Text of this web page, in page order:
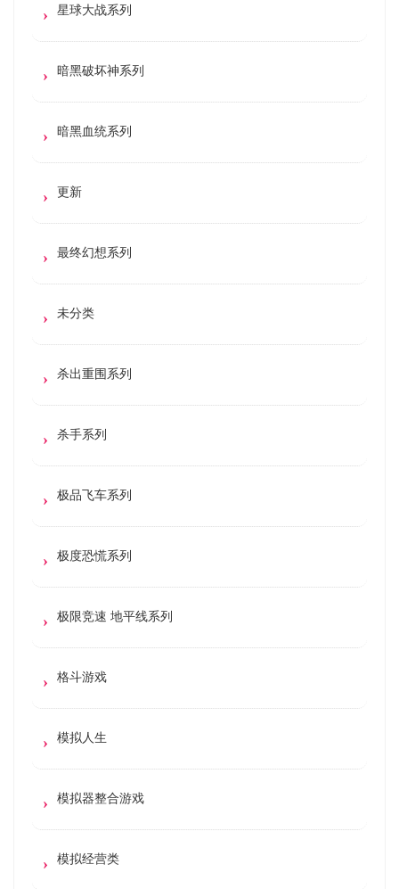
星球大战系列
暗黑破坏神系列
暗黑血统系列
更新
最终幻想系列
未分类
杀出重围系列
杀手系列
极品飞车系列
极度恐慌系列
极限竞速 地平线系列
格斗游戏
模拟人生
模拟器整合游戏
模拟经营类